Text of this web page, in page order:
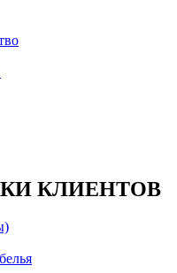
КЛИЕНТОВ